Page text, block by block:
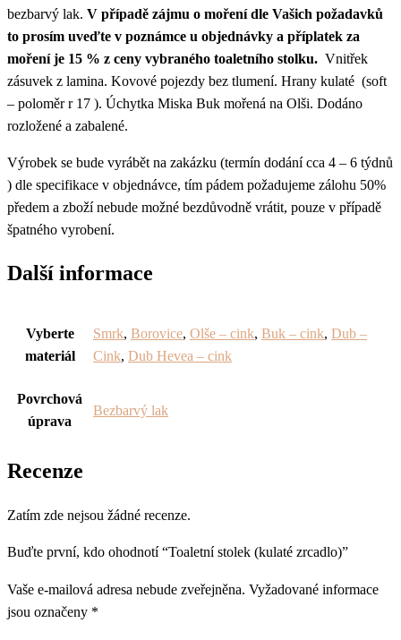
bezbarvý lak. V případě zájmu o moření dle Vašich požadavků
to prosím uveďte v poznámce u objednávky a příplatek za
moření je 15 % z ceny vybraného toaletního stolku. Vnitřek
zásuvek z lamina. Kovové pojezdy bez tlumení. Hrany kulaté (soft
– poloměr r 17 ). Úchytka Miska Buk mořená na Olši. Dodáno
rozložené a zabalené.
Výrobek se bude vyrábět na zakázku (termín dodání cca 4 – 6 týdnů
) dle specifikace v objednávce, tím pádem požadujeme zálohu 50%
předem a zboží nebude možné bezdůvodně vrátit, pouze v případě
špatného vyrobení.
Další informace
Vyberte
materiál
Smrk, Borovice, Olše – cink, Buk – cink, Dub –
Cink, Dub Hevea – cink
Povrchová
úprava
Bezbarvý lak
Recenze
Zatím zde nejsou žádné recenze.
Buďte první, kdo ohodnotí “Toaletní stolek (kulaté zrcadlo)”
Vaše e-mailová adresa nebude zveřejněna. Vyžadované informace
jsou označeny *